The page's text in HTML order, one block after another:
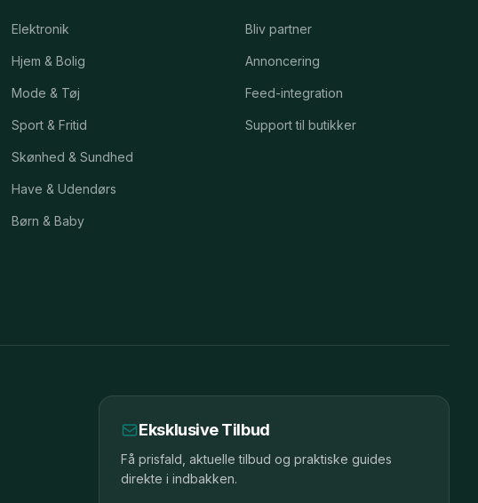
Elektronik
Hjem & Bolig
Mode & Tøj
Sport & Fritid
Skønhed & Sundhed
Have & Udendørs
Børn & Baby
Bliv partner
Annoncering
Feed-integration
Support til butikker
Eksklusive Tilbud
Få prisfald, aktuelle tilbud og praktiske guides
direkte i indbakken.